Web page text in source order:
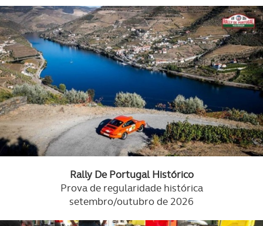
Rally De Portugal Histórico
Prova de regularidade histórica
setembro/outubro de 2026